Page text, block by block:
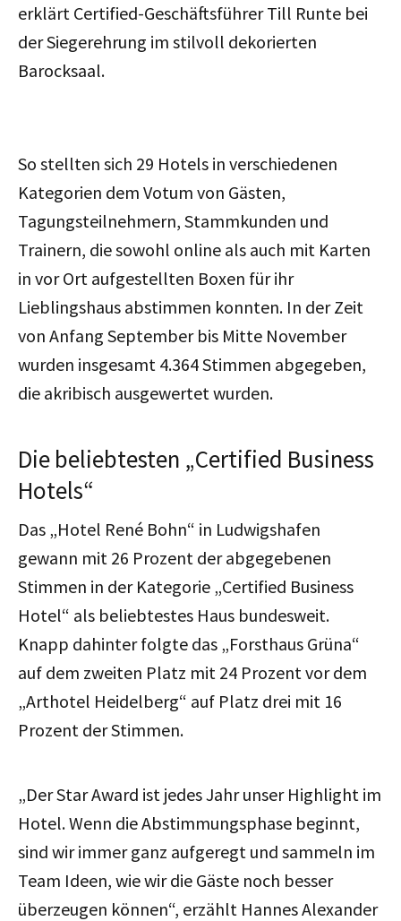
erklärt Certified-Geschäftsführer Till Runte bei
der Siegerehrung im stilvoll dekorierten
Barocksaal.
So stellten sich 29 Hotels in verschiedenen
Kategorien dem Votum von Gästen,
Tagungsteilnehmern, Stammkunden und
Trainern, die sowohl online als auch mit Karten
in vor Ort aufgestellten Boxen für ihr
Lieblingshaus abstimmen konnten. In der Zeit
von Anfang September bis Mitte November
wurden insgesamt 4.364 Stimmen abgegeben,
die akribisch ausgewertet wurden.
Die beliebtesten „Certified Business
Hotels“
Das „Hotel René Bohn“ in Ludwigshafen
gewann mit 26 Prozent der abgegebenen
Stimmen in der Kategorie „Certified Business
Hotel“ als beliebtestes Haus bundesweit.
Knapp dahinter folgte das „Forsthaus Grüna“
auf dem zweiten Platz mit 24 Prozent vor dem
„Arthotel Heidelberg“ auf Platz drei mit 16
Prozent der Stimmen.
„Der Star Award ist jedes Jahr unser Highlight im
Hotel. Wenn die Abstimmungsphase beginnt,
sind wir immer ganz aufgeregt und sammeln im
Team Ideen, wie wir die Gäste noch besser
überzeugen können“, erzählt Hannes Alexander